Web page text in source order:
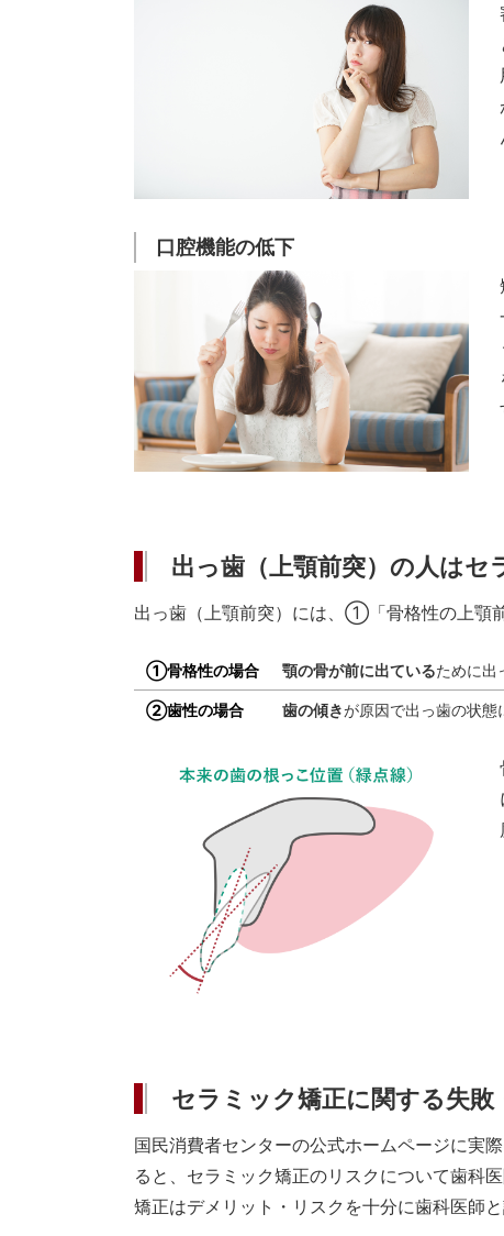
口腔機能の低下
出っ歯（上顎前突）の人は
出っ歯（上顎前突）には、①「骨格性の上顎
①骨格性の場合 顎の骨が前に出ているために出
②歯性の場合 歯の傾きが原因で出っ歯の状態
セラミック矯正に関する失敗
国民消費者センターの公式ホームページに実
ると、セラミック矯正のリスクについて歯科
矯正はデメリット・リスクを十分に歯科医師